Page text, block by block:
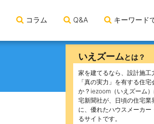
コラム Q&A キーワード
いえズームとは？
家を建てるなら、設計施工
「真の実力」を有する住
か？iezoom（いえズーム
宅新聞社が、日頃の住宅業
に、優れたハウスメーカー
るサイトです。